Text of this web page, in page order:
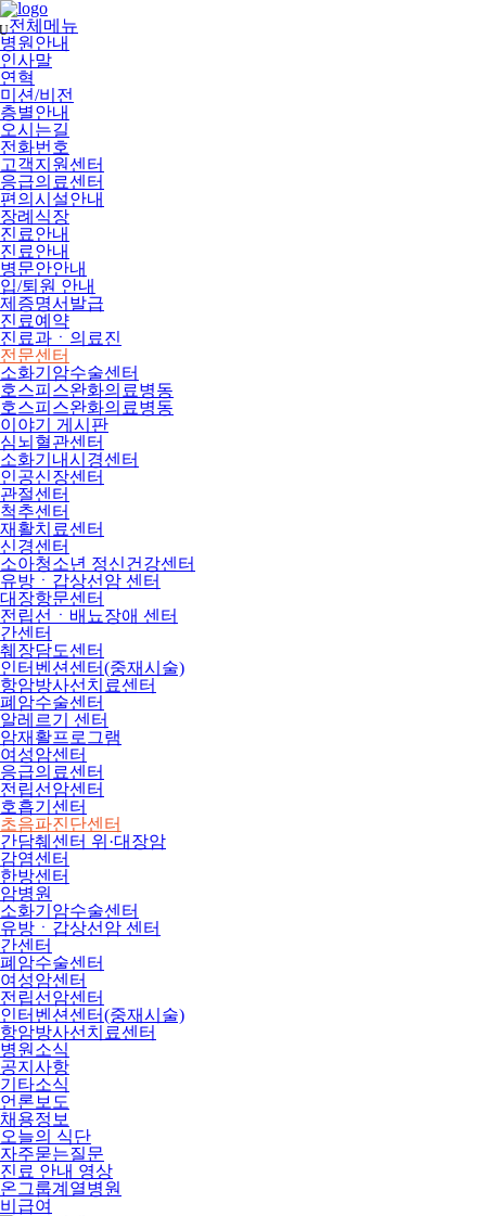
메
뉴
건
너
뛰
기
전체메뉴
병원안내
인사말
연혁
미션/비전
층별안내
오시는길
전화번호
고객지원센터
응급의료센터
편의시설안내
장례식장
진료안내
진료안내
병문안안내
입/퇴원 안내
제증명서발급
진료예약
진료과ㆍ의료진
전문센터
소화기암수술센터
호스피스완화의료병동
호스피스완화의료병동
이야기 게시판
심뇌혈관센터
소화기내시경센터
인공신장센터
관절센터
척추센터
재활치료센터
신경센터
소아청소년 정신건강센터
유방ㆍ갑상선암 센터
대장항문센터
전립선ㆍ배뇨장애 센터
간센터
췌장담도센터
인터벤션센터(중재시술)
항암방사선치료센터
폐암수술센터
알레르기 센터
암재활프로그램
여성암센터
응급의료센터
전립선암센터
호흡기센터
초음파진단센터
간담췌센터 위·대장암
감염센터
한방센터
암병원
소화기암수술센터
유방ㆍ갑상선암 센터
간센터
폐암수술센터
여성암센터
전립선암센터
인터벤션센터(중재시술)
항암방사선치료센터
병원소식
공지사항
기타소식
언론보도
채용정보
오늘의 식단
자주묻는질문
진료 안내 영상
온그룹계열병원
비급여